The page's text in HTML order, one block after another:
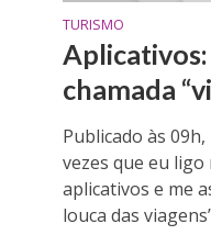
TURISMO
chamada
Publicado às
vezes que eu
aplicativos e me
louca das